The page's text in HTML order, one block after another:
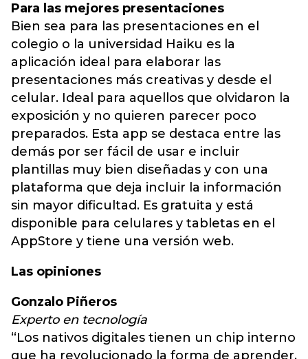
Para las mejores presentaciones
Bien sea para las presentaciones en el
colegio o la universidad Haiku es la
aplicación ideal para elaborar las
presentaciones más creativas y desde el
celular. Ideal para aquellos que olvidaron la
exposición y no quieren parecer poco
preparados. Esta app se destaca entre las
demás por ser fácil de usar e incluir
plantillas muy bien diseñadas y con una
plataforma que deja incluir la información
sin mayor dificultad. Es gratuita y está
disponible para celulares y tabletas en el
AppStore y tiene una versión web.
Las opiniones
Gonzalo Piñeros
Experto en tecnología
“Los nativos digitales tienen un chip interno
que ha revolucionado la forma de aprender.